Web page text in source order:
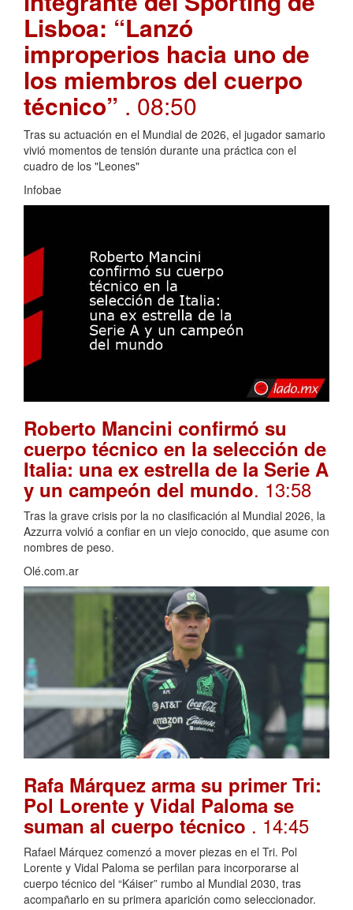
Lisboa: “Lanzó
improperios hacia uno de
los miembros del cuerpo
técnico” . 08:50
Tras su actuación en el Mundial de 2026, el jugador samario
vivió momentos de tensión durante una práctica con el
cuadro de los "Leones"
Infobae
Roberto Mancini confirmó su
cuerpo técnico en la selección de
Italia: una ex estrella de la Serie A
y un campeón del mundo. 13:58
Tras la grave crisis por la no clasificación al Mundial 2026, la
Azzurra volvió a confiar en un viejo conocido, que asume con
nombres de peso.
Olé.com.ar
Rafa Márquez arma su primer Tri:
Pol Lorente y Vidal Paloma se
suman al cuerpo técnico . 14:45
Rafael Márquez comenzó a mover piezas en el Tri. Pol
Lorente y Vidal Paloma se perfilan para incorporarse al
cuerpo técnico del “Káiser” rumbo al Mundial 2030, tras
acompañarlo en su primera aparición como seleccionador.